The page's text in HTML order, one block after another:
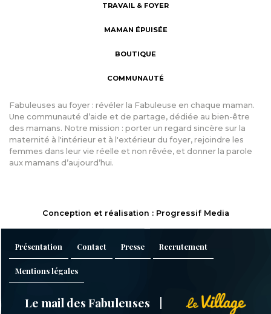
TRAVAIL & FOYER
MAMAN ÉPUISÉE
BOUTIQUE
COMMUNAUTÉ
Fabuleuses au foyer : révéler la Fabuleuse en chaque maman.
Une communauté d’aide et de partage, dédiée au bien-être
des mamans. Notre mission : porter un regard sincère sur la
maternité à l'intérieur et à l'extérieur du foyer, rejoindre les
femmes dans leur vie réelle et non rêvée, et donner la parole
aux mamans d’aujourd’hui.
Conception et réalisation : Progressif Media
Présentation Contact Presse Recrutement
Mentions légales
Le mail des Fabuleuses